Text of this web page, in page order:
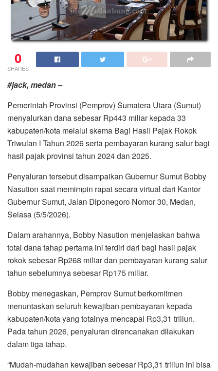
0
SHARES
#jack, medan –
Pemerintah Provinsi (Pemprov) Sumatera Utara (Sumut)
menyalurkan dana sebesar Rp443 miliar kepada 33
kabupaten/kota melalui skema Bagi Hasil Pajak Rokok
Triwulan I Tahun 2026 serta pembayaran kurang salur bagi
hasil pajak provinsi tahun 2024 dan 2025.
Penyaluran tersebut disampaikan Gubernur Sumut Bobby
Nasution saat memimpin rapat secara virtual dari Kantor
Gubernur Sumut, Jalan Diponegoro Nomor 30, Medan,
Selasa (5/5/2026).
Dalam arahannya, Bobby Nasution menjelaskan bahwa
total dana tahap pertama ini terdiri dari bagi hasil pajak
rokok sebesar Rp268 miliar dan pembayaran kurang salur
tahun sebelumnya sebesar Rp175 miliar.
Bobby menegaskan, Pemprov Sumut berkomitmen
menuntaskan seluruh kewajiban pembayaran kepada
kabupaten/kota yang totalnya mencapai Rp3,31 triliun.
Pada tahun 2026, penyaluran direncanakan dilakukan
dalam tiga tahap.
“Mudah-mudahan kewajiban sebesar Rp3,31 triliun ini bisa